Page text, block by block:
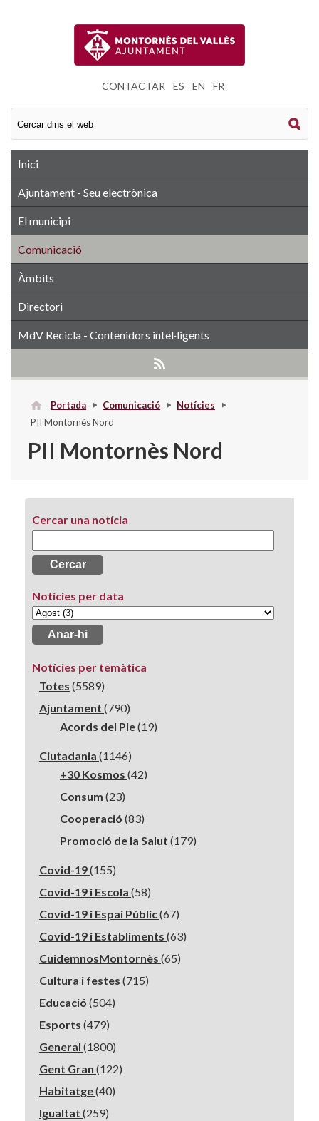
CONTACTAR ES EN FR
Inici
Ajuntament - Seu electrònica
El municipi
Comunicació
Àmbits
Directori
MdV Recicla - Contenidors intel·ligents
Portada Comunicació
Notícies
PII Montornès Nord
PII Montornès Nord
Cercar una notícia
Notícies per data
Notícies per temàtica
Totes (5589)
Ajuntament (790)
Acords del Ple(19)
Ciutadania (1146)
+30 Kosmos (42)
Consum (23)
Cooperació (83)
Promoció de la Salut (179)
Covid-19(155)
Covid-19 i Escola (58)
Covid-19 i Espai Públic(67)
Covid-19 i Establiments (63)
CuidemnosMontornès (65)
Cultura i festes (715)
Educació (504)
Esports (479)
General (1800)
Gent Gran (122)
Habitatge(40)
Igualtat (259)